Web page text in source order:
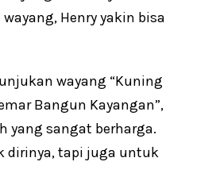
Henry yakin bisa
wayang “Kuning
Bangun Kayangan”,
yang sangat berharga.
dirinya, tapi juga untuk